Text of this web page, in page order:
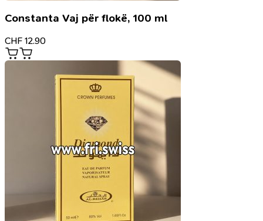
Constanta Vaj për flokë, 100 ml
CHF 12.90